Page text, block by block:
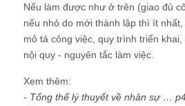
Nếu làm được như ở trên (giao đủ
nếu nhỏ do mới thành lập thì ít
mô tả công việc, quy trình triển
nội quy - nguyên tắc làm việc.
Xem thêm:
- Tổng thể lý thuyết về nhân sự …